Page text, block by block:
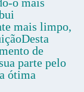
mais limpo,
de
parte pelo
ótima